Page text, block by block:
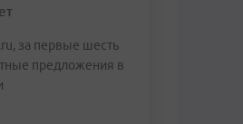
за первые шесть
предложения в